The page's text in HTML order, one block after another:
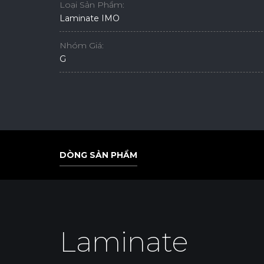
Loại Sản Phẩm:
Laminate IMO
Nhóm Giá:
G
DÒNG SẢN PHẨM
Laminate